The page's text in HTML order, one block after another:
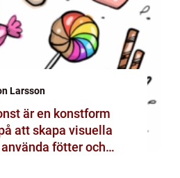
Larsson
är en konstform
att skapa visuella
fötter och